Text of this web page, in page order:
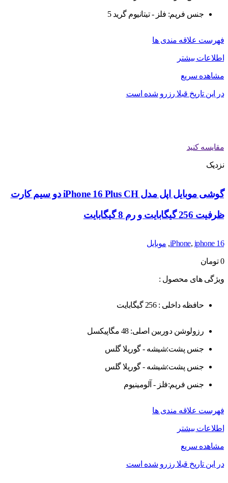
جنس فریم: فلز - تیتانیوم گرید 5
فهرست علاقه مندی ها
اطلاعات بیشتر
مشاهده سریع
در این تاریخ قبلا رزرو شده است
مقایسه کنید
نزدیک
گوشی موبایل اپل مدل iPhone 16 Plus CH دو سیم کارت
ظرفیت 256 گیگابایت و رم 8 گیگابایت
iPhone, iphone 16
, موبایل
0 تومان
ویژگی های محصول :
حافظه داخلی : 256 گیگابایت
رزولوشن دوربین اصلی: 48 مگاپیکسل
جنس پشت:شیشه - گوریلا گلس
جنس پشت:شیشه - گوریلا گلس
جنس فریم:فلز - آلومینیوم
فهرست علاقه مندی ها
اطلاعات بیشتر
مشاهده سریع
در این تاریخ قبلا رزرو شده است